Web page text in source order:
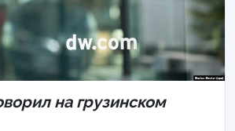
на грузинском